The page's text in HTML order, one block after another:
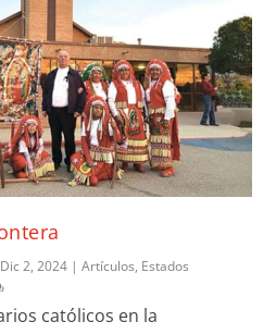
Dic 2, 2024 |Artículos, Estados
católicos en la